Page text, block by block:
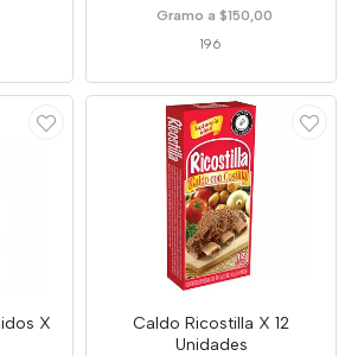
Gramo a $150,00
196
X
Caldo Ricostilla X 12
Unidades